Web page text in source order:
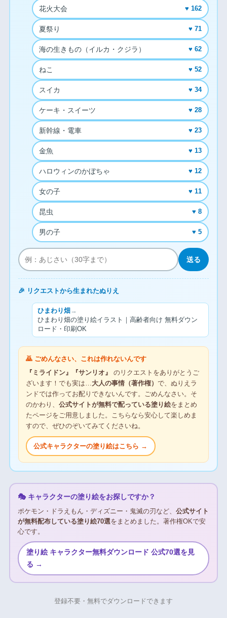
花火大会 ♥ 162
夏祭り ♥ 71
海の生きもの（イルカ・クジラ） ♥ 62
ねこ ♥ 52
スイカ ♥ 34
ケーキ・スイーツ ♥ 28
新幹線・電車 ♥ 23
金魚 ♥ 13
ハロウィンのかぼちゃ ♥ 12
女の子 ♥ 11
昆虫 ♥ 8
男の子 ♥ 5
送る
🎉 リクエストから生まれたぬりえ
ひまわり畑 →
ひまわり畑の塗り絵イラスト｜高齢者向け 無料ダウン
ロード・印刷OK
🙇 ごめんなさい、これは作れないんです
『ミライドン』『サンリオ』
のリクエストをありがとうご
ざいます！でも実は…大人の事情（著作権） で、ぬりえラ
ンドでは作ってお配りできないんです。ごめんなさい。そ
のかわり、 公式サイトが無料で配っている塗り絵をまとめ
たページをご用意しました。こちらなら安心して楽しめま
すので、ぜひのぞいてみてくださいね。
公式キャラクターの塗り絵はこちら →
🎭 キャラクターの塗り絵をお探しですか？
ポケモン・ドラえもん・ディズニー・鬼滅の刃など、 公式サイト
が無料配布している塗り絵70選をまとめました。著作権OKで安
心です。
塗り絵 キャラクター無料ダウンロード 公式70選を見
る →
登録不要・無料でダウンロードできます